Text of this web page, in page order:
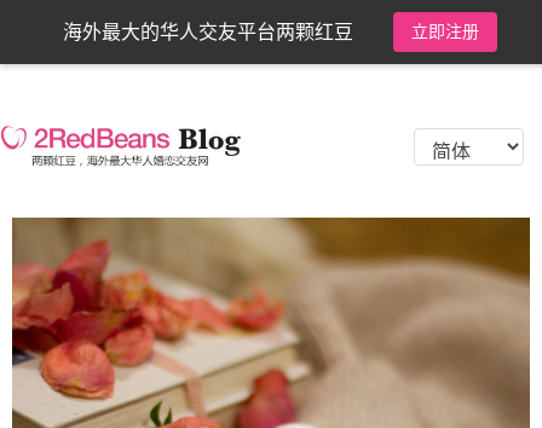
海外最大的华人交友平台两颗红豆 立即注册